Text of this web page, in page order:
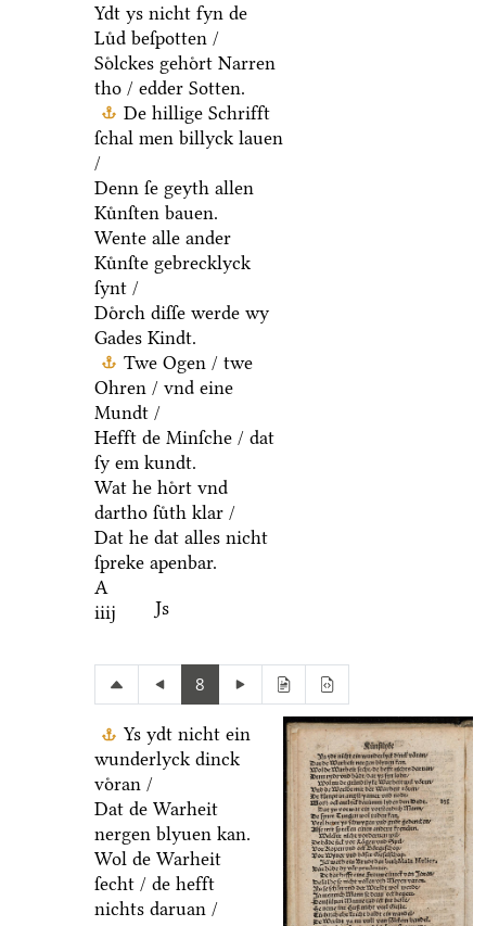
Ydt ys nicht fyn de
Luͤd beſpotten /
Soͤlckes gehoͤrt Narren
tho / edder Sotten.
De hillige Schrifft
ſchal men billyck lauen
/
Denn ſe geyth allen
Kuͤnſten bauen.
Wente alle ander
Kuͤnſte gebrecklyck
ſynt /
Doͤrch diſſe werde wy
Gades Kindt.
Twe Ogen / twe
Ohren / vnd eine
Mundt /
Hefft de Minſche / dat
ſy em kundt.
Wat he hoͤrt vnd
dartho ſuͤth klar /
Dat he dat alles nicht
ſpreke apenbar.
A
iiij
Js
8
Ys ydt nicht ein
wunderlyck dinck
voͤran /
Dat de Warheit
nergen blyuen kan.
Wol de Warheit
ſecht / de hefft
nichts daruan /